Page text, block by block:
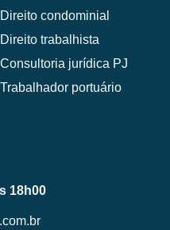
Direito condominial
Direito trabalhista
Consultoria jurídica PJ
Trabalhador portuário
18h00